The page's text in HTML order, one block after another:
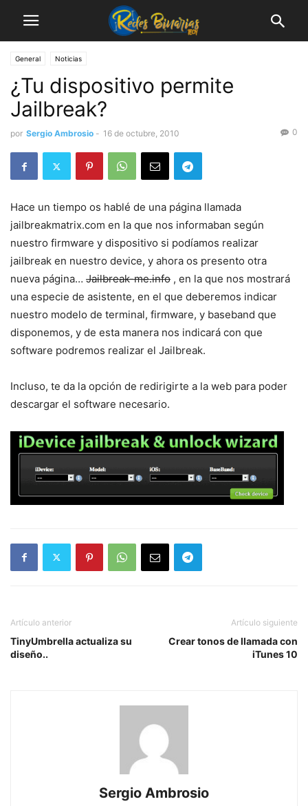
General Noticias
¿Tu dispositivo permite
Jailbreak?
por Sergio Ambrosio - 16 de octubre, 2010 0
Hace un tiempo os hablé de una página llamada
jailbreakmatrix.com en la que nos informaban según
nuestro firmware y dispositivo si podíamos realizar
jailbreak en nuestro device, y ahora os presento otra
nueva página… Jailbreak-me.info , en la que nos mostrará
una especie de asistente, en el que deberemos indicar
nuestro modelo de terminal, firmware, y baseband que
disponemos, y de esta manera nos indicará con que
software podremos realizar el Jailbreak.
Incluso, te da la opción de redirigirte a la web para poder
descargar el software necesario.
Artículo anterior
TinyUmbrella actualiza su
diseño..
Artículo siguiente
Crear tonos de llamada con
iTunes 10
Sergio Ambrosio